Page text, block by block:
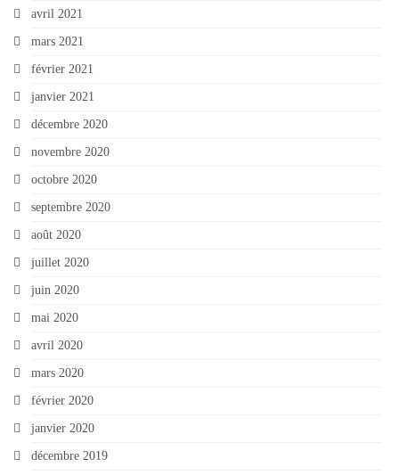
avril 2021
mars 2021
février 2021
janvier 2021
décembre 2020
novembre 2020
octobre 2020
septembre 2020
août 2020
juillet 2020
juin 2020
mai 2020
avril 2020
mars 2020
février 2020
janvier 2020
décembre 2019